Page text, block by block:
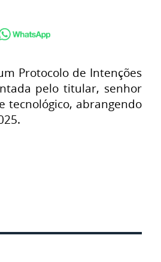
Protocolo de Intenções
pelo titular, senhor
tecnológico, abrangendo